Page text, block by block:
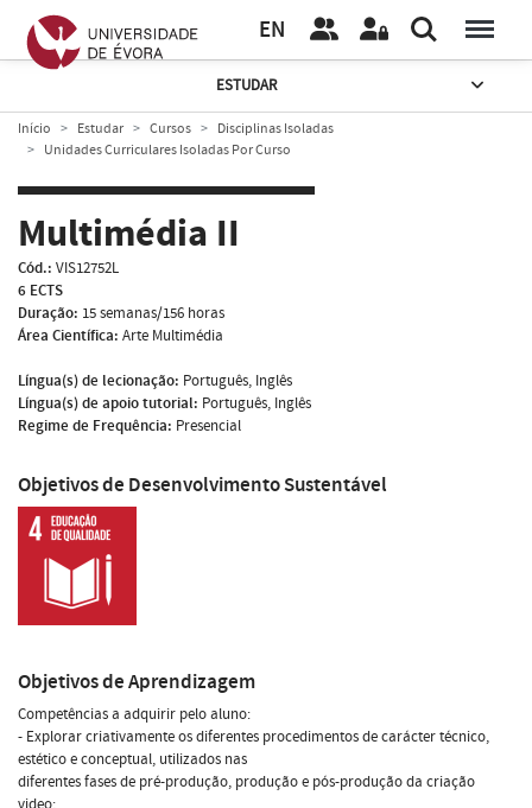
EN
ESTUDAR
Início Estudar Cursos
Disciplinas Isoladas
Unidades Curriculares Isoladas Por Curso
Multimédia II
Cód.: VIS12752L
6 ECTS
Duração: 15 semanas/156 horas
Área Científica: Arte Multimédia
Língua(s) de lecionação: Português, Inglês
Língua(s) de apoio tutorial: Português, Inglês
Regime de Frequência: Presencial
Objetivos de Desenvolvimento Sustentável
Objetivos de Aprendizagem
Competências a adquirir pelo aluno:
- Explorar criativamente os diferentes procedimentos de carácter técnico,
estético e conceptual, utilizados nas
diferentes fases de pré-produção, produção e pós-produção da criação